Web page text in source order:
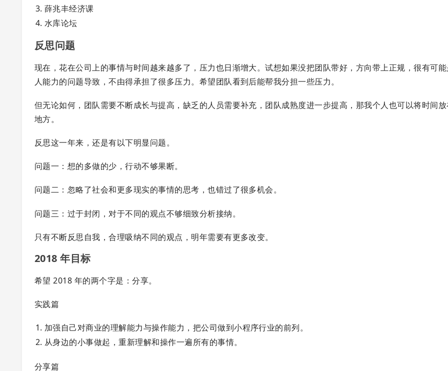
薛兆丰经济课
水库论坛
反思问题
现在，花在公司上的事情与时间越来越多了，压力也日渐增大。试想如果没把团队带好，方向带上正规，很有可
人能力的问题导致，不由得承担了很多压力。希望团队看到后能帮我分担一些压力。
但无论如何，团队需要不断成长与提高，缺乏的人员需要补充，团队成熟度进一步提高，那我个人也可以将时间
地方。
反思这一年来，还是有以下明显问题。
问题一：想的多做的少，行动不够果断。
问题二：忽略了社会和更多现实的事情的思考，也错过了很多机会。
问题三：过于封闭，对于不同的观点不够细致分析接纳。
只有不断反思自我，合理吸纳不同的观点，明年需要有更多改变。
2018 年目标
希望 2018 年的两个字是：分享。
实践篇
加强自己对商业的理解能力与操作能力，把公司做到小程序行业的前列。
从身边的小事做起，重新理解和操作一遍所有的事情。
分享篇